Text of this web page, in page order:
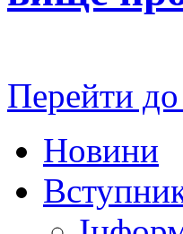
Перейти
Новини